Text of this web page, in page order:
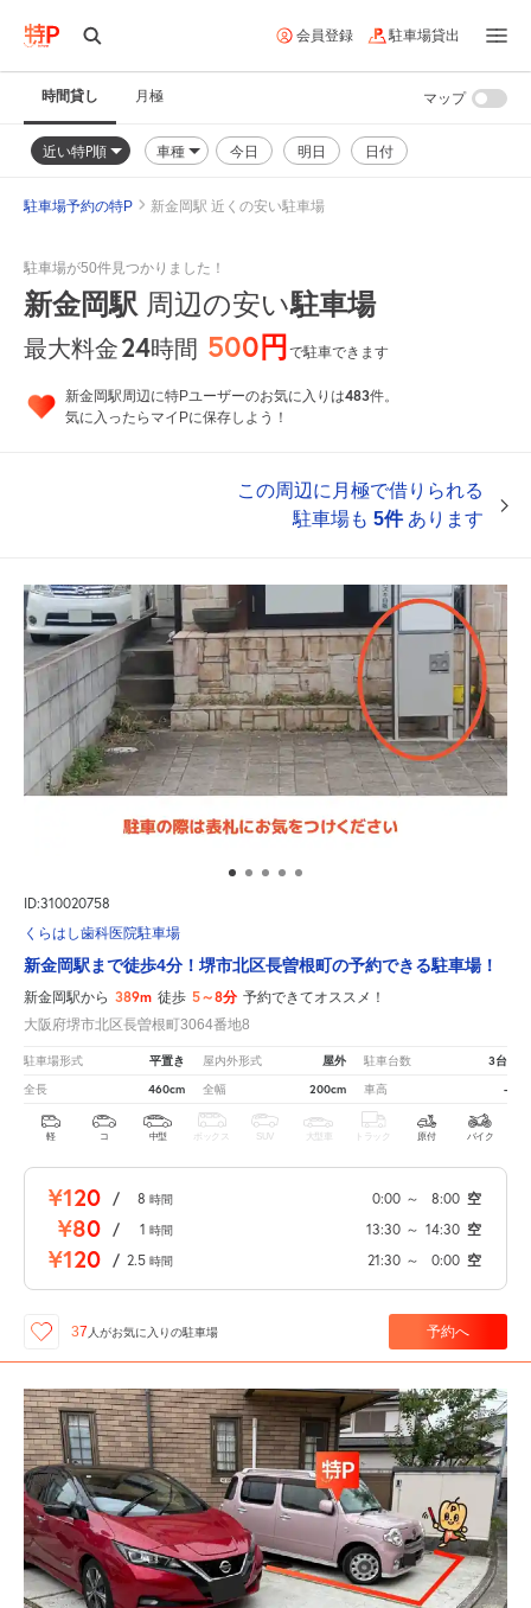
会員登録 駐車場貸出
時間貸し 月極
近い特P順 車種 今日 明日 日付
マップ
駐車場予約の特P 新金岡駅 近くの安い駐車場
駐車場が50件見つかりました！
新金岡駅 周辺の安い駐車場
最大料金24時間 500円で駐車できます
新金岡駅周辺に特Pユーザーのお気に入りは483件。
気に入ったらマイPに保存しよう！
この周辺に月極で借りられる
駐車場も 5件あります
ID:310020758
くらはし歯科医院駐車場
新金岡駅まで徒歩4分！堺市北区長曽根町の予約できる駐車場！
新金岡駅から 389m 徒歩 5～8分 予約できてオススメ！
大阪府堺市北区長曽根町3064番地8
駐車場形式 平置き 屋内外形式 屋外 駐車台数 3台
全長 460cm 全幅 200cm 車高 -
軽 コ 中型 ボックス SUV 大型車 トラック 原付 バイク
¥120 / 8 時間 0:00 ～ 8:00 空
¥80 / 1 時間 13:30 ～ 14:30 空
¥120 / 2.5 時間 21:30 ～ 0:00 空
37 人がお気に入りの駐車場 予約へ